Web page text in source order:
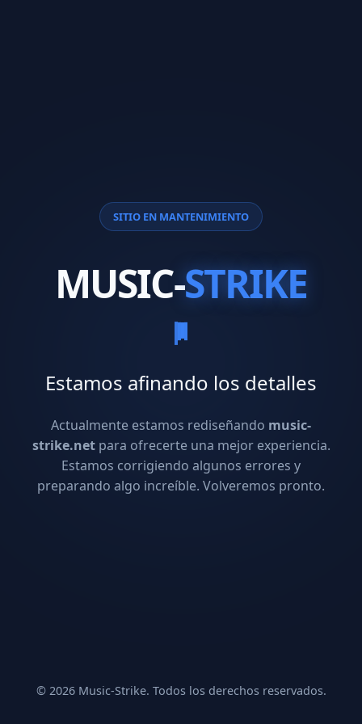
SITIO EN MANTENIMIENTO
MUSIC-STRIKE
Estamos afinando los detalles
Actualmente estamos rediseñando music-
strike.netpara ofrecerte una mejor experiencia.
Estamos corrigiendo algunos errores y
preparando algo increíble. Volveremos pronto.
© 2026 Music-Strike. Todos los derechos reservados.